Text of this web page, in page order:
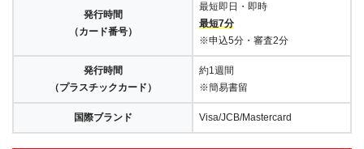
発行時間
（カード番号）
最短即日・即時
最短7分
※申込5分・審査2分
発行時間
（プラスチックカード）
約1週間
※簡易書留
国際ブランド Visa/JCB/Mastercard